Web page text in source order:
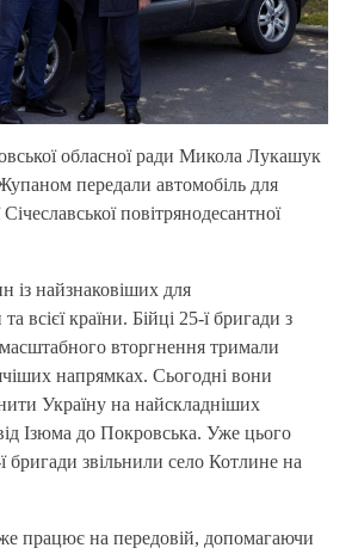
обласної ради Микола Лукашук
передали автомобіль для
повітрянодесантної
із найзнаковіших для
всієї країни. Бійці 25-ї бригади з
вторгнення тримали
напрямках. Сьогодні вони
Україну на найскладніших
Ізюма до Покровська. Уже цього
бригади звільнили село Котлине на
працює на передовій, допомагаючи